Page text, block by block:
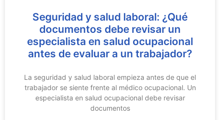
Seguridad y salud laboral: ¿Qué
documentos debe revisar un
especialista en salud ocupacional
antes de evaluar a un trabajador?
La seguridad y salud laboral empieza antes de que el
trabajador se siente frente al médico ocupacional. Un
especialista en salud ocupacional debe revisar
documentos